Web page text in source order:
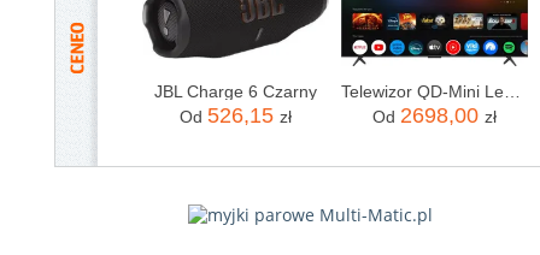
JBL Charge 6 Czarny
Od 526,15 zł
Od 2698,00 zł